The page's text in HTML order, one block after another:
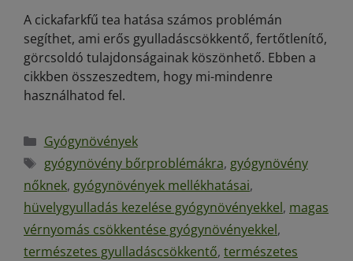
A cickafarkfű tea hatása számos problémán
segíthet, ami erős gyulladáscsökkentő, fertőtlenítő,
görcsoldó tulajdonságainak köszönhető. Ebben a
cikkben összeszedtem, hogy mi-mindenre
használhatod fel.
Gyógynövények
gyógynövény bőrproblémákra, gyógynövény
nőknek, gyógynövények mellékhatásai,
hüvelygyulladás kezelése gyógynövényekkel, magas
vérnyomás csökkentése gyógynövényekkel,
természetes gyulladáscsökkentő, természetes